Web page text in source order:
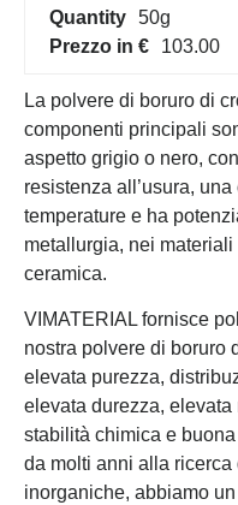
Quantity 50g
Prezzo in €
103.00
La polvere di boruro di
componenti principali
aspetto grigio o nero,
resistenza all’usura,
temperature e ha
metallurgia, nei
ceramica.
VIMATERIAL fornisce
nostra polvere di boruro
elevata purezza,
elevata durezza, elevata
stabilità chimica e
da molti anni alla
inorganiche, abbiamo